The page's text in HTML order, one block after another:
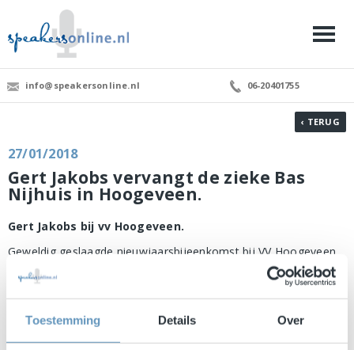
Toestemming Details Over
info@speakersonline.nl 06-20401755
‹ TERUG
27/01/2018
Gert Jakobs vervangt de zieke Bas
Nijhuis in Hoogeveen.
Gert Jakobs bij vv Hoogeveen.
Geweldig geslaagde nieuwjaarsbijeenkomst bij VV Hoogeveen.
Gert Jakobs verving echt op het allerlaatste moment de zieke
Bas Nijhuis. Spontaan in de auto gesprongen, op naar de